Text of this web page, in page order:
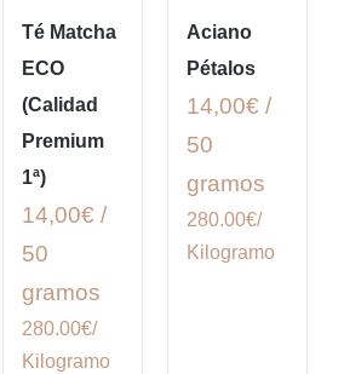
Té Matcha
ECO
(Calidad
Premium
1ª)
14,00€ /
50
gramos
280.00€/
Kilogramo
Aciano
Pétalos
14,00€ /
50
gramos
280.00€/
Kilogramo